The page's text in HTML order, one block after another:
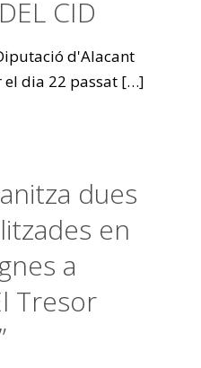
CID
d'Alacant
el dia 22 passat […]
dues
en
a
Tresor